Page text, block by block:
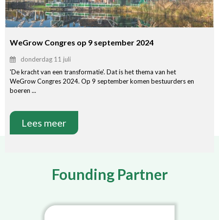
WeGrow Congres op 9 september 2024
donderdag 11 juli
'De kracht van een transformatie'. Dat is het thema van het
WeGrow Congres 2024. Op 9 september komen bestuurders en
boeren ...
Lees meer
Founding Partner